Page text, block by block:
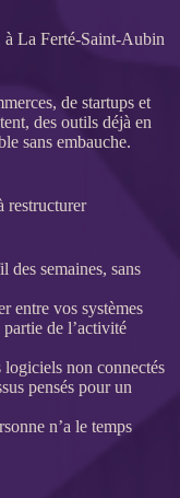
à La Ferté-Saint-Aubin
de startups et
des outils déjà en
sans embauche.
restructurer
des semaines, sans
entre vos systèmes
de l’activité
non connectés
pensés pour un
n’a le temps